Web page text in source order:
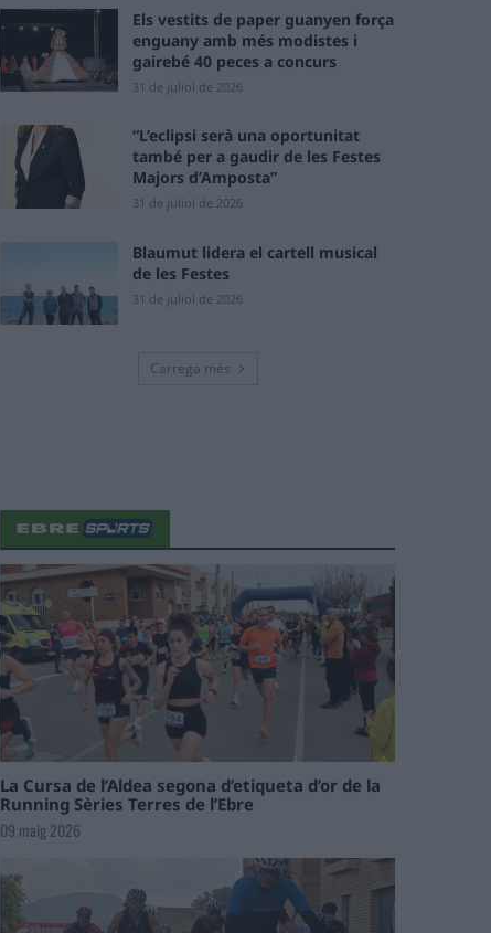
Els vestits de paper guanyen força
enguany amb més modistes i
gairebé 40 peces a concurs
31 de juliol de 2026
“L’eclipsi serà una oportunitat
també per a gaudir de les Festes
Majors d’Amposta”
31 de juliol de 2026
Blaumut lidera el cartell musical
de les Festes
31 de juliol de 2026
Carrega més
La Cursa de l’Aldea segona d’etiqueta d’or de la
Running Sèries Terres de l’Ebre
09 maig 2026